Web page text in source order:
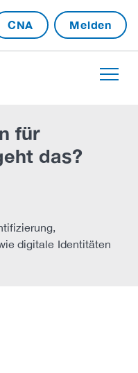
CNA Melden
für
das?
digitale Identitäten